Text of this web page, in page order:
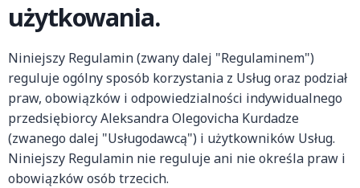
użytkowania.
Niniejszy Regulamin (zwany dalej "Regulaminem")
reguluje ogólny sposób korzystania z Usług oraz podział
praw, obowiązków i odpowiedzialności indywidualnego
przedsiębiorcy Aleksandra Olegovicha Kurdadze
(zwanego dalej "Usługodawcą") i użytkowników Usług.
Niniejszy Regulamin nie reguluje ani nie określa praw i
obowiązków osób trzecich.